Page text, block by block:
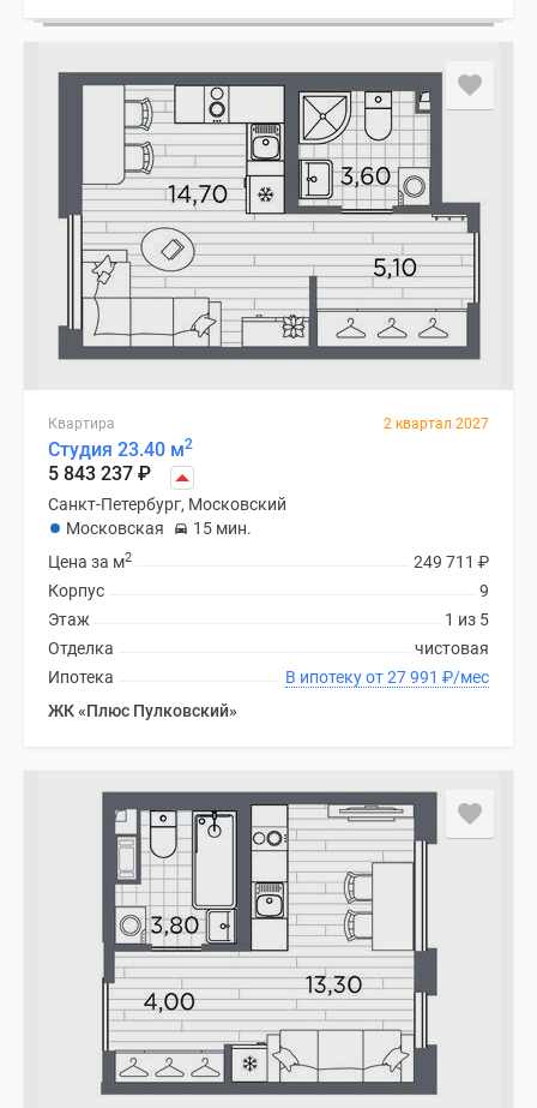
Квартира 2 квартал 2027
Студия 23.40 м2
5 843 237 ₽
Санкт-Петербург, Московский
Московская
15 мин.
249 711 ₽
Цена за м2
9
Корпус
1 из 5
Этаж
чистовая
Отделка
В ипотеку от 27 991 ₽/мес
Ипотека
ЖК «Плюс Пулковский»